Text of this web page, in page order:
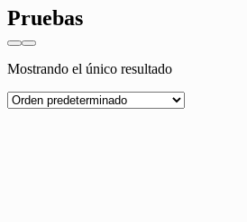
Pruebas
Mostrando el único resultado